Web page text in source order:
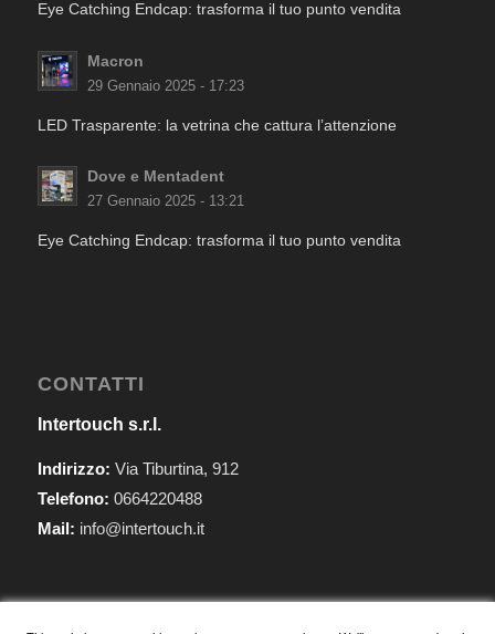
Eye Catching Endcap: trasforma il tuo punto vendita
Macron
29 Gennaio 2025 - 17:23
LED Trasparente: la vetrina che cattura l’attenzione
Dove e Mentadent
27 Gennaio 2025 - 13:21
Eye Catching Endcap: trasforma il tuo punto vendita
CONTATTI
Intertouch s.r.l.
Indirizzo: Via Tiburtina, 912
Telefono: 0664220488
Mail: info@intertouch.it